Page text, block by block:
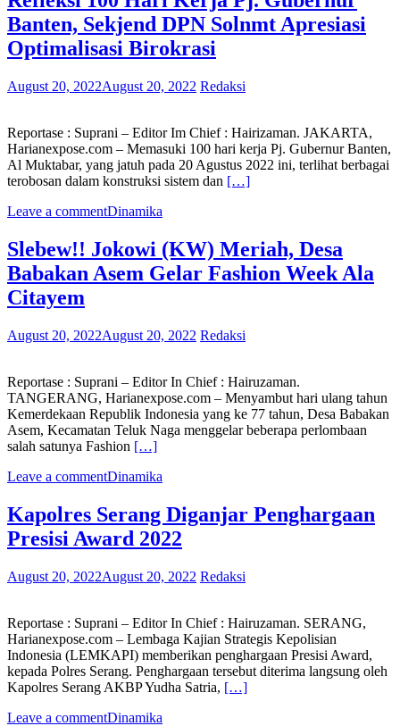
Banten, Sekjend DPN Solnmt Apresiasi
Optimalisasi Birokrasi
August 20, 2022August 20, 2022 Redaksi
Reportase : Suprani – Editor Im Chief : Hairizaman. JAKARTA,
Harianexpose.com – Memasuki 100 hari kerja Pj. Gubernur Banten,
Al Muktabar, yang jatuh pada 20 Agustus 2022 ini, terlihat berbagai
terobosan dalam konstruksi sistem dan […]
Leave a commentDinamika
Slebew!! Jokowi (KW) Meriah, Desa
Babakan Asem Gelar Fashion Week Ala
Citayem
August 20, 2022August 20, 2022 Redaksi
Reportase : Suprani – Editor In Chief : Hairuzaman.
TANGERANG, Harianexpose.com – Menyambut hari ulang tahun
Kemerdekaan Republik Indonesia yang ke 77 tahun, Desa Babakan
Asem, Kecamatan Teluk Naga menggelar beberapa perlombaan
salah satunya Fashion […]
Leave a commentDinamika
Kapolres Serang Diganjar Penghargaan
Presisi Award 2022
August 20, 2022August 20, 2022 Redaksi
Reportase : Suprani – Editor In Chief : Hairuzaman. SERANG,
Harianexpose.com – Lembaga Kajian Strategis Kepolisian
Indonesia (LEMKAPI) memberikan penghargaan Presisi Award,
kepada Polres Serang. Penghargaan tersebut diterima langsung oleh
Kapolres Serang AKBP Yudha Satria, […]
Leave a commentDinamika